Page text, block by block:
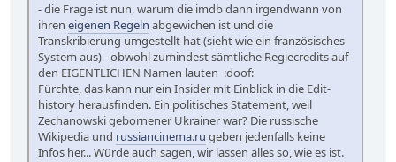
- die Frage ist nun, warum die imdb dann irgendwann von
ihren eigenen Regeln abgewichen ist und die
Transkribierung umgestellt hat (sieht wie ein französisches
System aus) - obwohl zumindest sämtliche Regiecredits auf
den EIGENTLICHEN Namen lauten :doof:
Fürchte, das kann nur ein Insider mit Einblick in die Edit-
history herausfinden. Ein politisches Statement, weil
Zechanowski gebornener Ukrainer war? Die russische
Wikipedia und russiancinema.ru geben jedenfalls keine
Infos her... Würde auch sagen, wir lassen alles so, wie es ist.